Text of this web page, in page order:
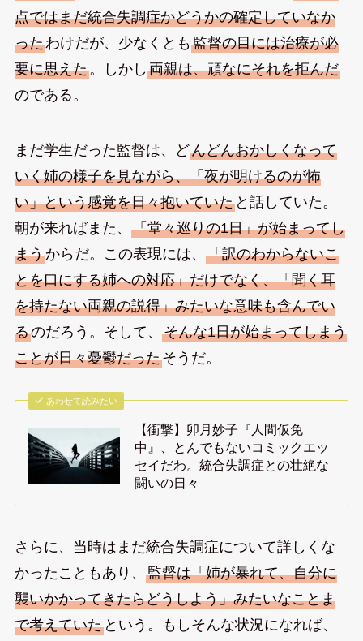
点ではまだ統合失調症かどうかの確定していなか
ったわけだが、少なくとも監督の目には治療が必
要に思えた。しかし 両親は、頑なにそれを拒んだ
のである。
まだ学生だった監督は、どんどんおかしくなって
いく姉の様子を見ながら、「夜が明けるのが怖
い」という感覚を日々抱いていたと話していた。
朝が来ればまた、 「堂々巡りの1日」が始まってし
まうからだ。この表現には、 「訳のわからないこ
とを口にする姉への対応」だけでなく、「聞く耳
を持たない両親の説得」みたいな意味も含んでい
るのだろう。そして、 そんな1日が始まってしまう
ことが日々憂鬱だったそうだ。
あわせて読みたい
【衝撃】卯月妙子『人間仮免
中』、とんでもないコミックエッ
セイだわ。統合失調症との壮絶な
闘いの日々
さらに、当時はまだ統合失調症について詳しくな
かったこともあり、 監督は「姉が暴れて、自分に
襲いかかってきたらどうしよう」みたいなことま
で考えていたという。もしそんな状況になれば、